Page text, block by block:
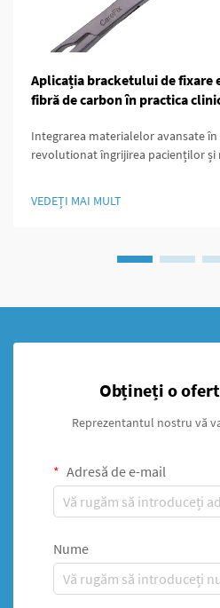
Aplicația bracketului de fixare
fibră de carbon în practica
Integrarea materialelor avansate
revolutionat îngrijirea pacienților
tradiționale...
VEDEȚI MAI MULT
Obțineți o
Reprezentantul nostru vă
Adresă de e-mail
Nume